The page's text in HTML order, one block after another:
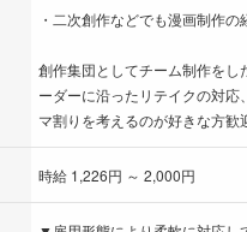
・二次創作などでも漫画制作の
創作集団としてチーム制作をし
ーダーに沿ったリテイクの対応
マ割りを考えるのが好きな方歓
時給 1,226円 ～ 2,000円